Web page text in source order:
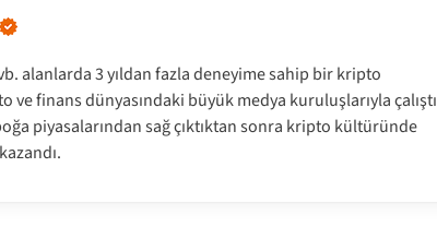
alanlarda 3 yıldan fazla deneyime sahip bir kripto
ve finans dünyasındaki büyük medya kuruluşlarıyla çalıştı
piyasalarından sağ çıktıktan sonra kripto kültüründe